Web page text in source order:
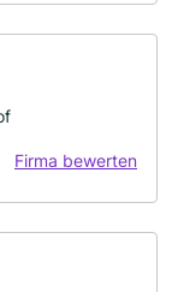
Firma bewerten